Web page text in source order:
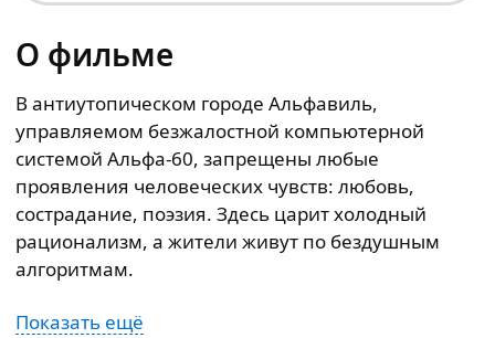
О фильме
В антиутопическом городе Альфавиль,
управляемом безжалостной компьютерной
системой Альфа‑60, запрещены любые
проявления человеческих чувств: любовь,
сострадание, поэзия. Здесь царит холодный
рационализм, а жители живут по бездушным
алгоритмам.
Показать ещё